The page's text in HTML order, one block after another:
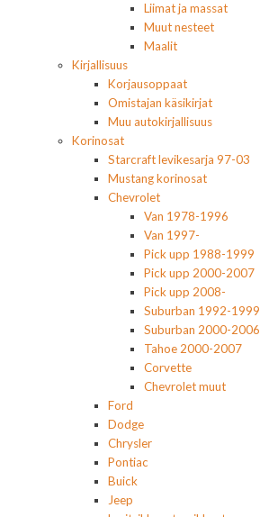
Liimat ja massat
Muut nesteet
Maalit
Kirjallisuus
Korjausoppaat
Omistajan käsikirjat
Muu autokirjallisuus
Korinosat
Starcraft levikesarja 97-03
Mustang korinosat
Chevrolet
Van 1978-1996
Van 1997-
Pick upp 1988-1999
Pick upp 2000-2007
Pick upp 2008-
Suburban 1992-1999
Suburban 2000-2006
Tahoe 2000-2007
Corvette
Chevrolet muut
Ford
Dodge
Chrysler
Pontiac
Buick
Jeep